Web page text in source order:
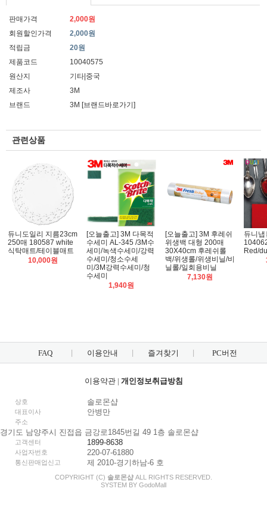
판매가격
2,000원
회원할인가격
2,000원
적립금
20원
제품코드
10040575
원산지
기타|중국
제조사
3M
브랜드
3M [브랜드바로가기]
관련상품
듀니도일리 지름23cm
250매 180587 white
식탁매트/테이블매트
10,000원
[오늘출고] 3M 다목적
수세미 AL-345 /3M수
세미/녹색수세미/강력
수세미/청소수세
미/3M강력수세미/청
수세미
1,940원
[오늘출고] 3M 후레쉬
위생백 대형 200매
30X40cm 후레쉬롤
백/위생롤/위생비닐/비
닐롤/일회용비닐
7,130원
듀니
Red/
FAQ 이용안내 즐겨찾기 PC버전
이용약관| 개인정보취급방침
상호 솔로몬샵
대표이사 안병만
주소
경기도 남양주시 진접읍 금강로1845번길 49 1층 솔로몬샵
고객센터 1899-8638
사업자번호 220-07-61880
통신판매업신고 제 2010-경기하남-6 호
COPYRIGHT (C) 솔로몬샵 ALL RIGHTS RESERVED.
SYSTEM BY GodoMall